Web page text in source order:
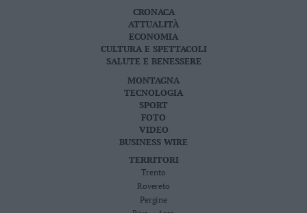
CRONACA
ATTUALITÀ
ECONOMIA
CULTURA E SPETTACOLI
SALUTE E BENESSERE
MONTAGNA
TECNOLOGIA
SPORT
FOTO
VIDEO
BUSINESS WIRE
TERRITORI
Trento
Rovereto
Pergine